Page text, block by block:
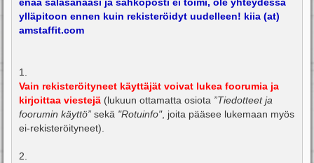
t
ylläpitoon ennen kuin rekisteröidyt uudelleen! kiia (at)
amstaffit.com
1.
Vain rekisteröityneet käyttäjät voivat lukea foorumia ja
kirjoittaa viestejä (lukuun ottamatta osiota ”Tiedotteet ja
foorumin käyttö” sekä "Rotuinfo", joita pääsee lukemaan myös
ei-rekisteröityneet).
2.